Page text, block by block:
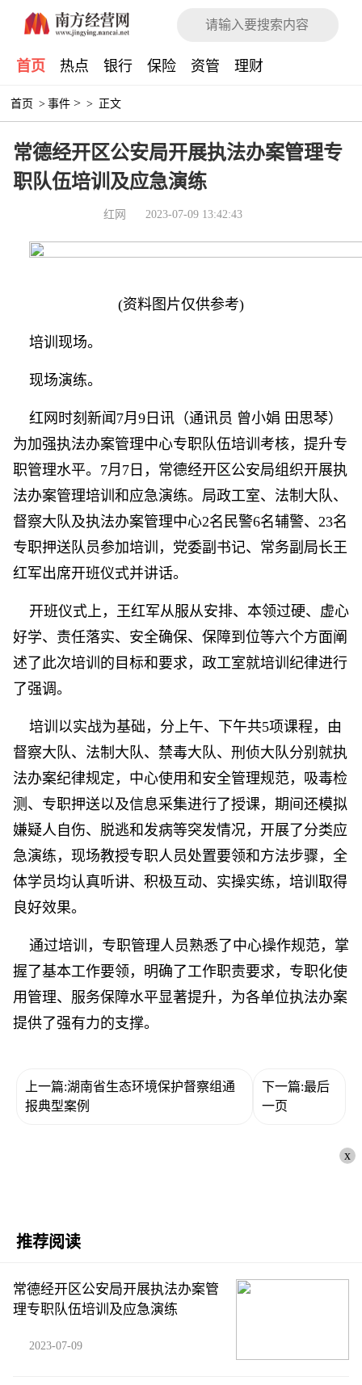
首页 热点 银行 保险 资管 理财
首页 > 事件 > > 正文
常德经开区公安局开展执法办案管理专
职队伍培训及应急演练
红网 2023-07-09 13:42:43
(资料图片仅供参考)
培训现场。
现场演练。
红网时刻新闻7月9日讯（通讯员 曾小娟 田思琴）
为加强执法办案管理中心专职队伍培训考核，提升专
职管理水平。7月7日，常德经开区公安局组织开展执
法办案管理培训和应急演练。局政工室、法制大队、
督察大队及执法办案管理中心2名民警6名辅警、23名
专职押送队员参加培训，党委副书记、常务副局长王
红军出席开班仪式并讲话。
开班仪式上，王红军从服从安排、本领过硬、虚心
好学、责任落实、安全确保、保障到位等六个方面阐
述了此次培训的目标和要求，政工室就培训纪律进行
了强调。
培训以实战为基础，分上午、下午共5项课程，由
督察大队、法制大队、禁毒大队、刑侦大队分别就执
法办案纪律规定，中心使用和安全管理规范，吸毒检
测、专职押送以及信息采集进行了授课，期间还模拟
嫌疑人自伤、脱逃和发病等突发情况，开展了分类应
急演练，现场教授专职人员处置要领和方法步骤，全
体学员均认真听讲、积极互动、实操实练，培训取得
良好效果。
通过培训，专职管理人员熟悉了中心操作规范，掌
握了基本工作要领，明确了工作职责要求，专职化使
用管理、服务保障水平显著提升，为各单位执法办案
提供了强有力的支撑。
上一篇:湖南省生态环境保护督察组通
报典型案例
下一篇:最后
一页
x
推荐阅读
常德经开区公安局开展执法办案管
理专职队伍培训及应急演练
2023-07-09